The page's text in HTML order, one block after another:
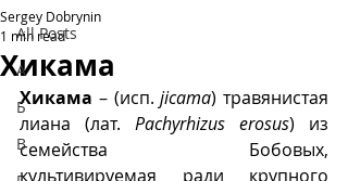
All Posts
А
Б
В
Хикама
Sergey Dobrynin
1 min read
Хикама – (исп. jicama) травянистая
лиана (лат. Pachyrhizus erosus) из
семейства Бобовых,
культивируемая ради крупного